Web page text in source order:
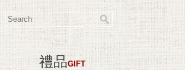
禮品GIFT